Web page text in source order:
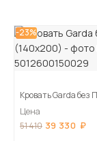
-23%
Кровать Garda
Цена
51 410 39 330